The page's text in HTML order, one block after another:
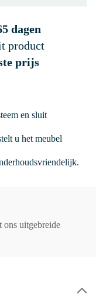
dagen
product
prijs
en sluit
u het meubel
ons uitgebreide